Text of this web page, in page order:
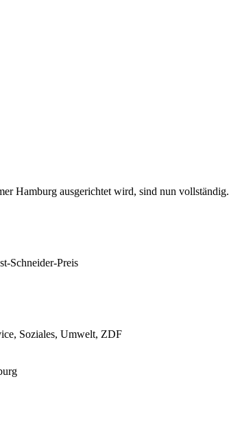
Hamburg ausgerichtet wird, sind nun vollständig.
Schneider-Preis
Soziales, Umwelt, ZDF